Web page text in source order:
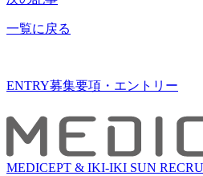
一覧に戻る
ENTRY募集要項・エントリー
MEDICEPT & IKI-IKI SUN